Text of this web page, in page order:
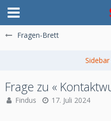
Fragen-Brett
Frage zu «
Findus 17. Juli 2024